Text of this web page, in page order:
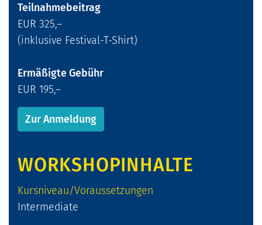
Teilnahmebeitrag
EUR 325,–
(inklusive Festival-T-Shirt)
Ermäßigte Gebühr
EUR 195,–
Zur Anmeldung
WORKSHOPINHALTE
Kursniveau/Voraussetzungen
Intermediate